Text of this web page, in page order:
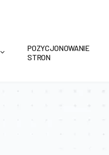
POZYCJONOWANIE
STRON